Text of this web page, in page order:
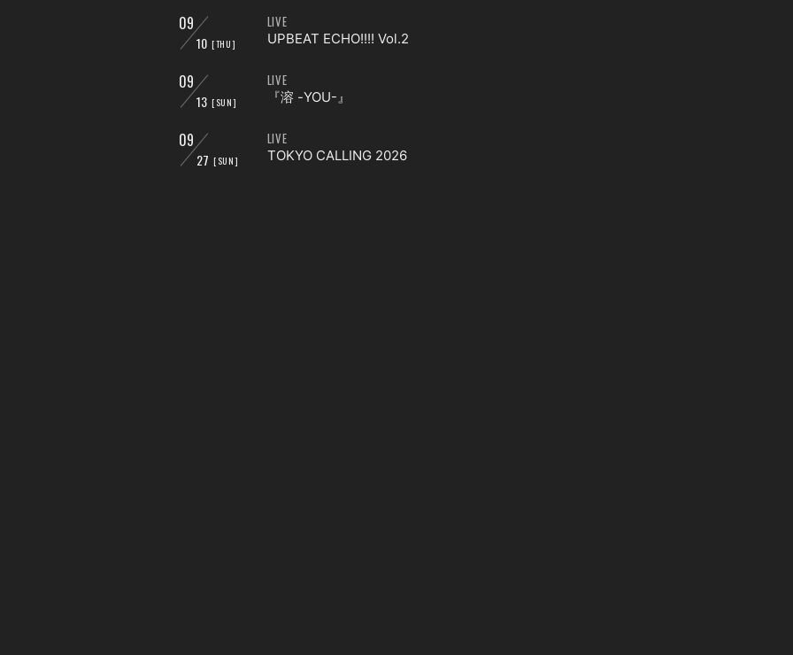
09
10 [THU]
LIVE
UPBEAT ECHO!!!! Vol.2
09
13 [SUN]
LIVE
『溶 -YOU-』
09
27 [SUN]
LIVE
TOKYO CALLING 2026